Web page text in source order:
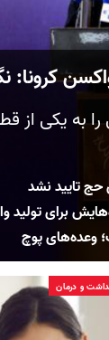
کرونا:
را به یکی
حج تایید نشد
برای
وعده‌های پوچ
و درمان